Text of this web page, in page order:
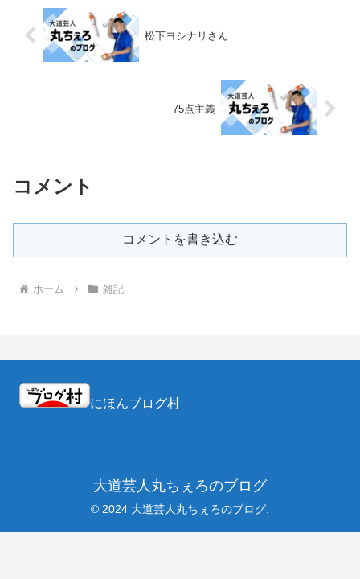
松下ヨシナリさん
75点主義
コメント
コメントを書き込む
ホーム 雑記
にほんブログ村
大道芸人丸ちぇろのブログ
© 2024 大道芸人丸ちぇろのブログ.